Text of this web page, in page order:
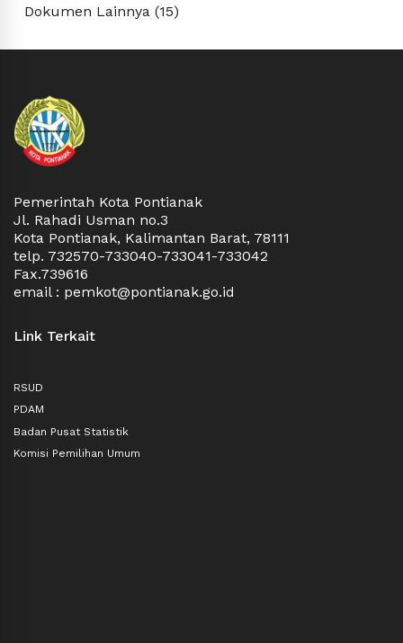
Dokumen Lainnya (15)
Pemerintah Kota Pontianak
Jl. Rahadi Usman no.3
Kota Pontianak, Kalimantan Barat, 78111
telp. 732570-733040-733041-733042
Fax.739616
email : pemkot@pontianak.go.id
Link Terkait
RSUD
PDAM
Badan Pusat Statistik
Komisi Pemilihan Umum